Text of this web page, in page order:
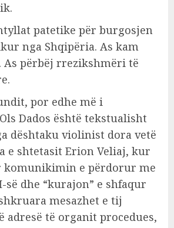
patetike për burgosjen
nga Shqipëria. As kam
përbëj rrezikshmëri të
por edhe më i
Dados është tekstualisht
dështaku violinist dora vetë
e shtetasit Erion Veliaj, kur
komunikimin e përdorur me
së dhe “kurajon” e shfaqur
mesazhet e tij
adresë të organit procedues,